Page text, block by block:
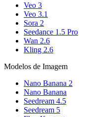
Veo 3
Veo 3.1
Sora 2
Seedance 1.5 Pro
Wan 2.6
Kling 2.6
Modelos de Imagem
Nano Banana 2
Nano Banana
Seedream 4.5
Seedream 5